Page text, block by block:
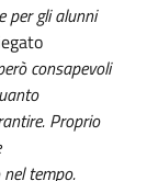
per gli alunni
consapevoli
Proprio
tempo.